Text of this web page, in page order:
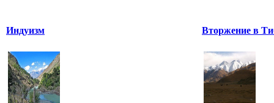
Индуизм Вторжение в